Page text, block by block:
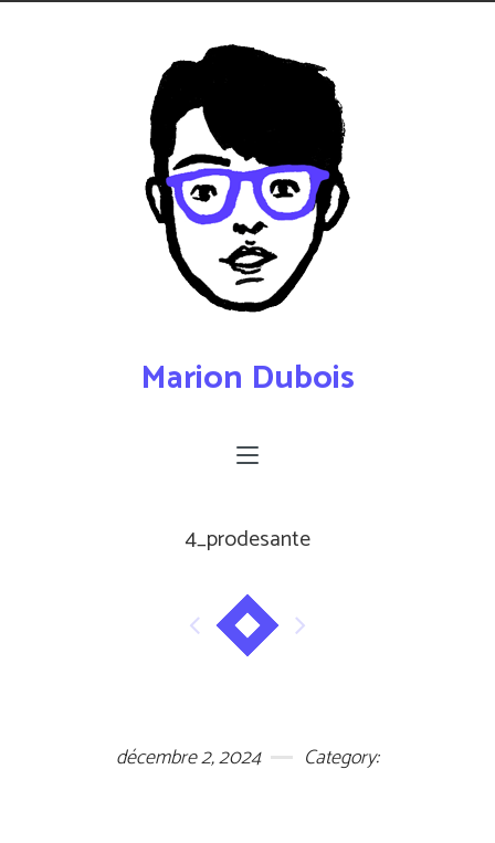
Marion Dubois
4_prodesante
décembre 2, 2024 Category: